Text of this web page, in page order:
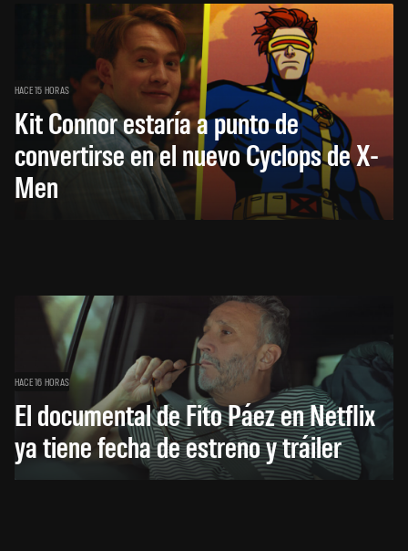
HACE 15 HORAS
Kit Connor estaría a punto de
convertirse en el nuevo Cyclops de X-
Men
HACE 16 HORAS
El documental de Fito Páez en Netflix
ya tiene fecha de estreno y tráiler